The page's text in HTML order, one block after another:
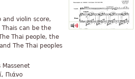
and violin score,
can be the
Thai people, the
The Thai peoples
Massenet
Πιάνο